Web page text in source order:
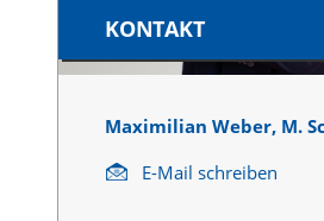
KONTAKT
Maximilian Weber, M.
E-Mail schreiben